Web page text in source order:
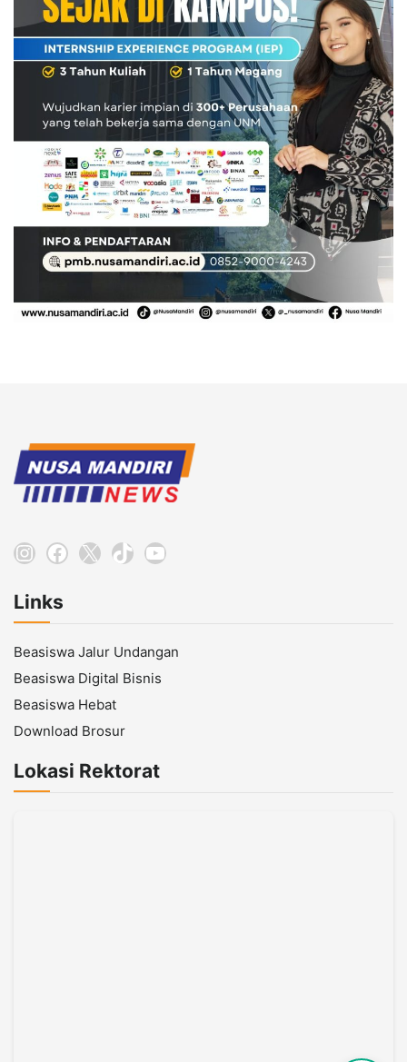
Instagram
Facebook
X TikTokYouTube
Links
Beasiswa Jalur Undangan
Beasiswa Digital Bisnis
Beasiswa Hebat
Download Brosur
Lokasi Rektorat